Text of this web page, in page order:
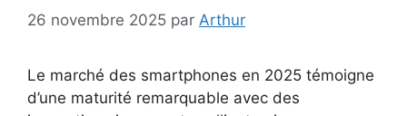
26 novembre 2025 par Arthur
Le marché des smartphones en 2025 témoigne
d’une maturité remarquable avec des